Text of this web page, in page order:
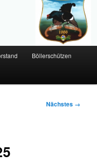
Böllerschützen
Nächstes →